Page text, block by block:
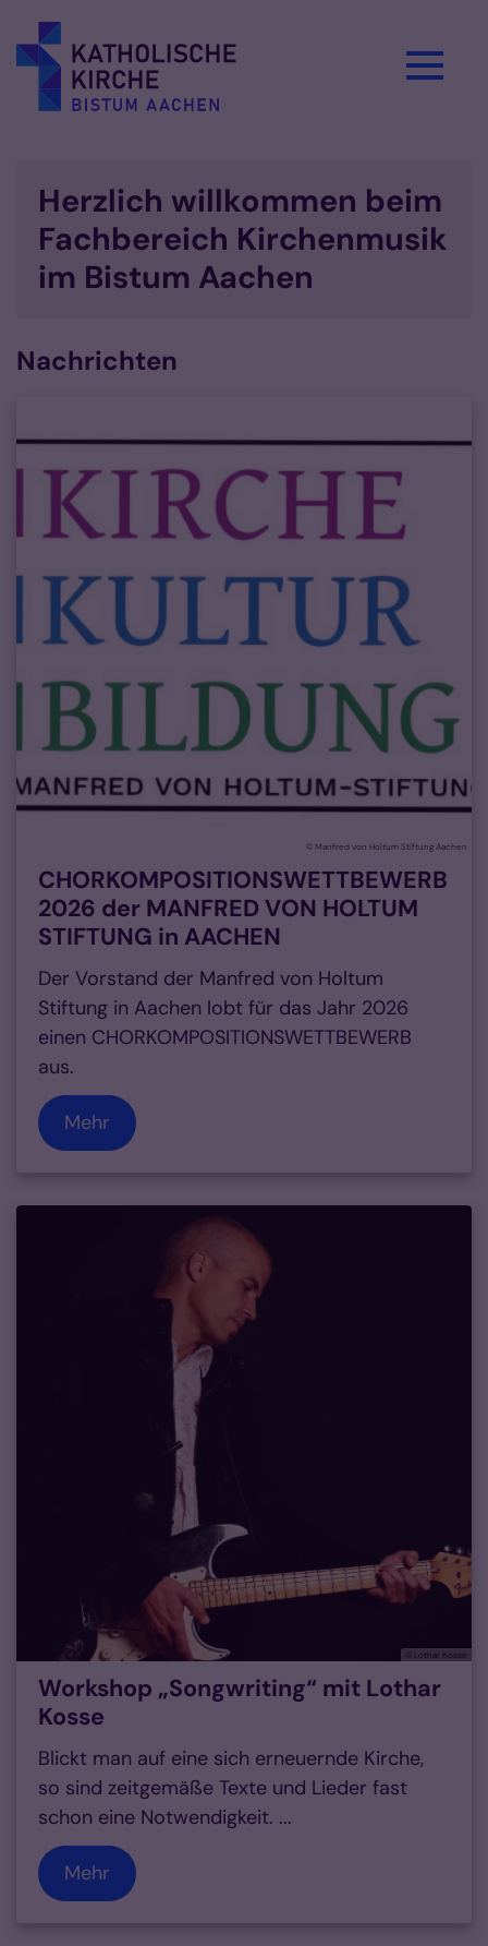
Herzlich willkommen beim
Fachbereich Kirchenmusik
im Bistum Aachen
Nachrichten
© Manfred von Holtum Stiftung Aachen
CHORKOMPOSITIONSWETTBEWERB
2026 der MANFRED VON HOLTUM
STIFTUNG in AACHEN
Der Vorstand der Manfred von Holtum
Stiftung in Aachen lobt für das Jahr 2026
einen CHORKOMPOSITIONSWETTBEWERB
aus.
Mehr
© Lothar Kosse
Workshop „Songwriting“ mit Lothar
Kosse
Blickt man auf eine sich erneuernde Kirche,
so sind zeitgemäße Texte und Lieder fast
schon eine Notwendigkeit. ...
Mehr